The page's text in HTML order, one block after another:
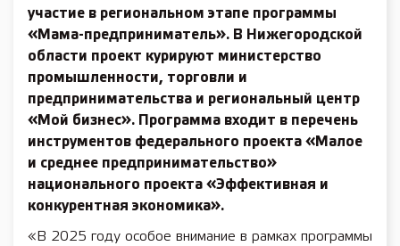
участие в региональном этапе программы
«Мама-предприниматель». В Нижегородской
области проект курируют министерство
промышленности, торговли и
предпринимательства и региональный центр
«Мой бизнес». Программа входит в перечень
инструментов федерального проекта «Малое
и среднее предпринимательство»
национального проекта «Эффективная и
конкурентная экономика».
«В 2025 году особое внимание в рамках программы